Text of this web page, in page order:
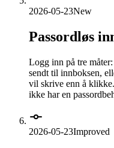
2026-05-23New
Passordløs
Logg inn på tre
sendt til innboksen,
vil skrive enn å
ikke har en
2026-05-23Improved